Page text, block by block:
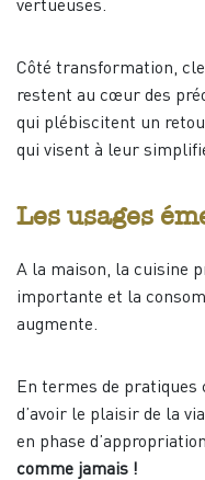
vertueuses.
Côté transformation,
restent au cœur des
qui plébiscitent un
qui visent à leur
Les usages
A la maison, la cuisine
importante et la
augmente.
En termes de
d’avoir le plaisir de la
en phase
comme jamais !